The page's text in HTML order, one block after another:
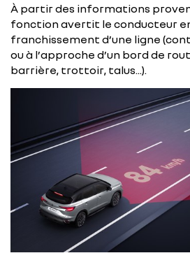
À partir des informations
fonction avertit le conducteur
franchissement d’une ligne
ou à l’approche d’un bord de
barrière, trottoir, talus...).